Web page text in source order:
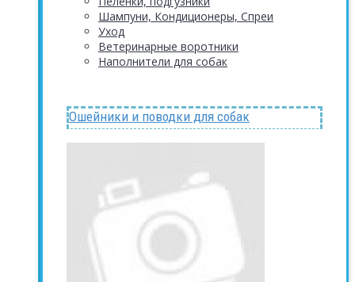
Шампуни, Кондиционеры, Спреи
Уход
Ветеринарные воротники
Наполнители для собак
Ошейники и поводки для собак